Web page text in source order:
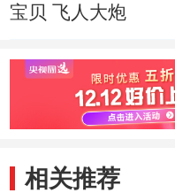
宝贝 飞人大炮
相关推荐